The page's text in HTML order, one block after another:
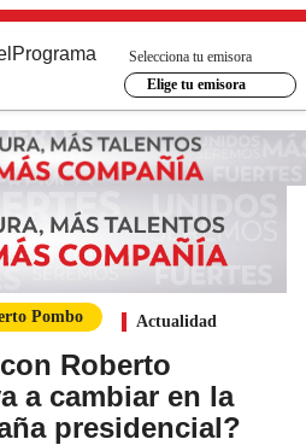
Programa
Selecciona tu emisora
Elige tu emisora
Pombo Actualidad
Roberto
a cambiar en la
presidencial?